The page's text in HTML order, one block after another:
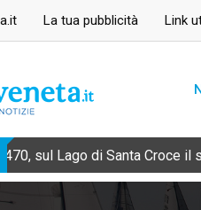
La tua pubblicità Link
470, sul Lago di Santa Croce il